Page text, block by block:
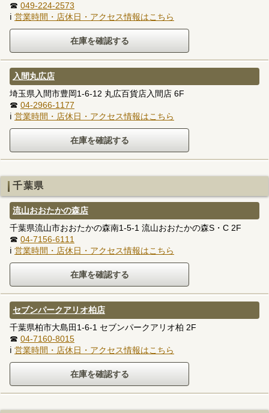
☎ 049-224-2573
ℹ 営業時間・店休日・アクセス情報はこちら
入間丸広店
埼玉県入間市豊岡1-6-12 丸広百貨店入間店 6F
☎ 04-2966-1177
ℹ 営業時間・店休日・アクセス情報はこちら
千葉県
流山おおたかの森店
千葉県流山市おおたかの森南1-5-1 流山おおたかの森S・C 2F
☎ 04-7156-6111
ℹ 営業時間・店休日・アクセス情報はこちら
セブンパークアリオ柏店
千葉県柏市大島田1-6-1 セブンパークアリオ柏 2F
☎ 04-7160-8015
ℹ 営業時間・店休日・アクセス情報はこちら